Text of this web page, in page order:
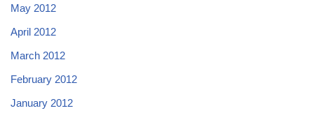
May 2012
April 2012
March 2012
February 2012
January 2012